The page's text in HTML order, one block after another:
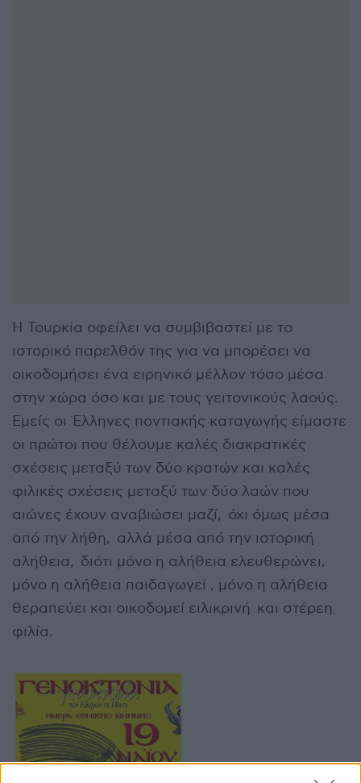
Η Τουρκία οφείλει να συμβιβαστεί με το
ιστορικό παρελθόν της για να μπορέσει να
οικοδομήσει ένα ειρηνικό μέλλον τόσο μέσα
στην χώρα όσο και με τους γειτονικούς λαούς.
Εμείς οι Έλληνες ποντιακής καταγωγής είμαστε
οι πρώτοι που θέλουμε καλές διακρατικές
σχέσεις μεταξύ των δύο κρατών και καλές
φιλικές σχέσεις μεταξύ των δύο λαών που
αιώνες έχουν αναβιώσει μαζί, όχι όμως μέσα
από την λήθη, αλλά μέσα από την ιστορική
αλήθεια, διότι μόνο η αλήθεια ελευθερώνει,
μόνο η αλήθεια παιδαγωγεί , μόνο η αλήθεια
θεραπεύει και οικοδομεί ειλικρινή και στέρεη
φιλία.